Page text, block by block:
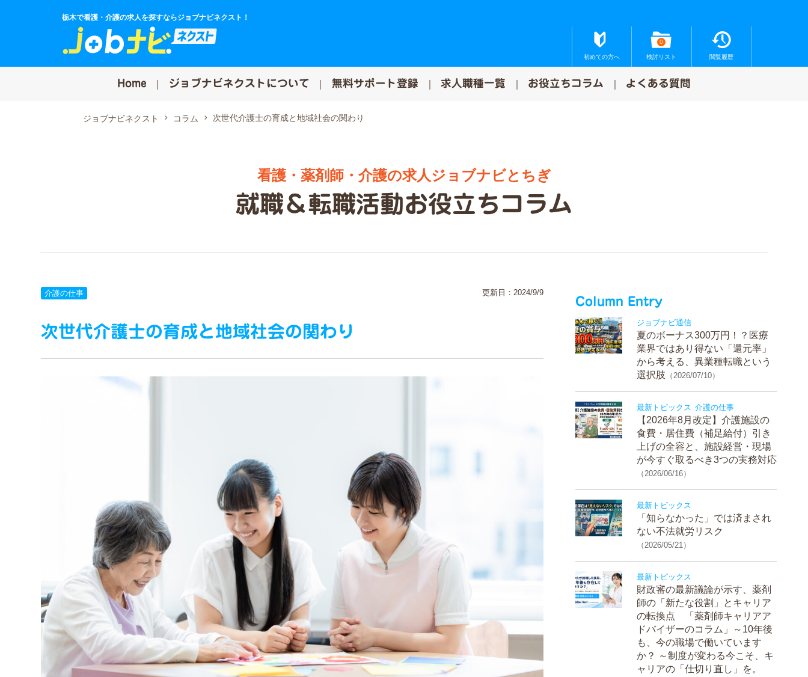
栃木で看護・介護の求人を探すならジョブナビネクスト！
初めての方へ
0
検討リスト 閲覧履歴
Home ジョブナビネクストについて 無料サポート登録 求人職種一覧 お役立ちコラム よくある質問
ジョブナビネクスト コラム 次世代介護士の育成と地域社会の関わり
看護・薬剤師・介護の求人ジョブナビとちぎ
就職＆転職活動お役立ちコラム
介護の仕事 更新日：2024/9/9
次世代介護士の育成と地域社会の関わり
Column Entry
ジョブナビ通信
夏のボーナス300万円！？医療
業界ではあり得ない「還元率」
から考える、異業種転職という
選択肢 （2026/07/10）
最新トピックス 介護の仕事
【2026年8月改定】介護施設の
食費・居住費（補足給付）引き
上げの全容と、施設経営・現場
が今すぐ取るべき3つの実務対応
（2026/06/16）
最新トピックス
「知らなかった」では済まされ
ない不法就労リスク
（2026/05/21）
最新トピックス
財政審の最新議論が示す、薬剤
師の「新たな役割」とキャリア
の転換点 「薬剤師キャリアア
ドバイザーのコラム」～10年後
も、今の職場で働いています
か？ ～制度が変わる今こそ、キ
ャリアの「仕切り直し」を。